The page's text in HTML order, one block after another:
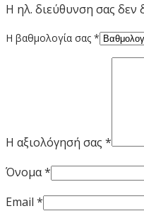
Η ηλ. διεύθυνση σας δεν
Η βαθμολογία σας *
Η αξιολόγησή σας *
Όνομα*
Email *